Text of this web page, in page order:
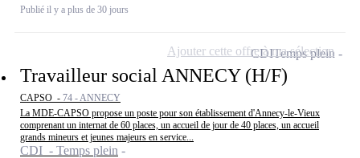
Publié il y a plus de 30 jours
Travailleur social ANNECY (H/F)
CAPSO - 74 - ANNECY
La MDE-CAPSO propose un poste pour son établissement d'Annecy-le-Vieux
comprenant un internat de 60 places, un accueil de jour de 40 places, un accueil
grands mineurs et jeunes majeurs en service...
CDI - Temps plein
CDITemps plein
Ajouter cette offre à ma sélection